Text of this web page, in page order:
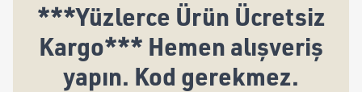
***Yüzlerce Ürün Ücretsiz
Kargo*** Hemen alışveriş
yapın. Kod gerekmez.